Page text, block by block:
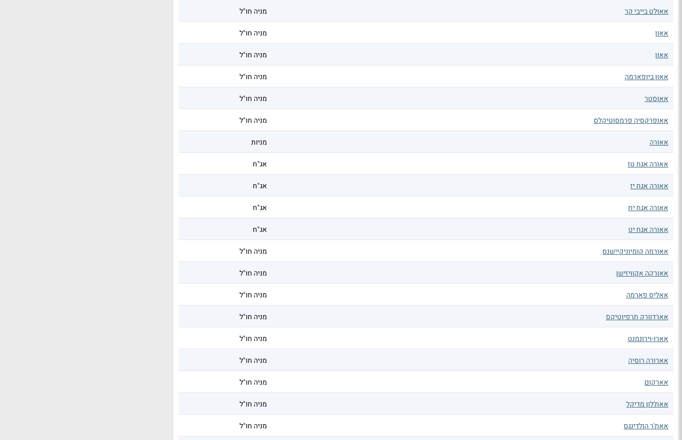
אאולט בייבי קר מניה חו"ל
אאון מניה חו"ל
אאון מניה חו"ל
אאון ביופארמה מניה חו"ל
אאוסטר מניה חו"ל
אאופרקסיה פרמסוטיקלס מניה חו"ל
אאורה מניות
אאורה אגח טז אג"ח
אאורה אגח יז אג"ח
אאורה אגח יח אג"ח
אאורה אגח יט אג"ח
אאורמה קומיוניקיישנס מניה חו"ל
אאורקה אקוויזישן מניה חו"ל
אאליס פארמה מניה חו"ל
אארדוורק תרפיוטיקס מניה חו"ל
אארו-וירונמנט מניה חו"ל
אארורה רוסיה מניה חו"ל
אארקום מניה חו"ל
אאת'לון מדיקל מניה חו"ל
אאת'ר הולדינגס מניה חו"ל